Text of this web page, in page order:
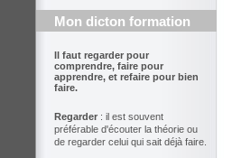
Mon dicton formation
Il faut regarder pour
comprendre, faire pour
apprendre, et refaire pour bien
faire.
Regarder : il est souvent
préférable d'écouter la théorie ou
de regarder celui qui sait déjà faire.